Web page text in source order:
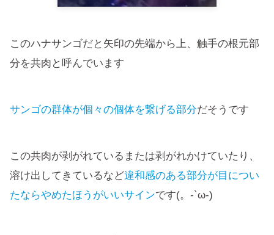
このハナサンゴだと矢印の先端から上、触手の根元部
分を共肉と呼んでいます
サンゴの群体が個々の個体を繋げる部分だそうです
この共肉が剥がれているまたは剥がれかけていたり、
溶け出してきているなど違和感のある部分が目につい
たならやめたほうがいいサインです(。-`ω-)